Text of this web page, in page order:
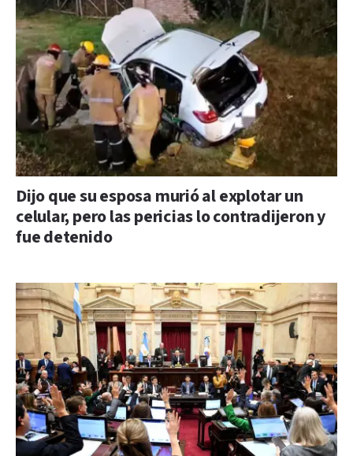
Dijo que su esposa murió al explotar un
celular, pero las pericias lo contradijeron y
fue detenido